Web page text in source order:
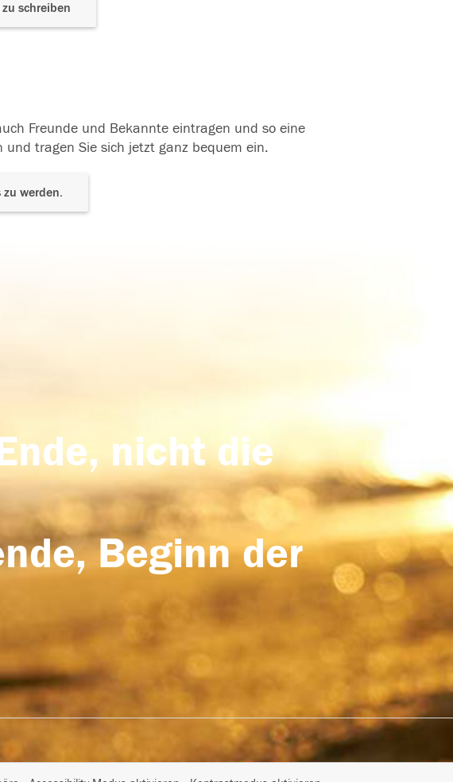
schreiben
Freunde und Bekannte eintragen und so eine
tragen Sie sich jetzt ganz bequem ein.
werden.
nicht die
Beginn der